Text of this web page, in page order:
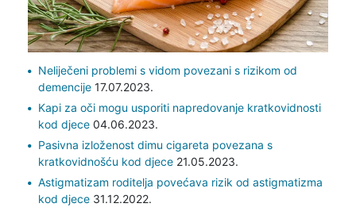
Neliječeni problemi s vidom povezani s rizikom od
demencije17.07.2023.
Kapi za oči mogu usporiti napredovanje kratkovidnosti
kod djece04.06.2023.
Pasivna izloženost dimu cigareta povezana s
kratkovidnošću kod djece21.05.2023.
Astigmatizam roditelja povećava rizik od astigmatizma
kod djece31.12.2022.